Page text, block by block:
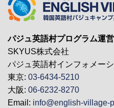
パジュ英語村プログラム運営
SKYUS株式会社
パジュ英語村インフォメー
東京: 03-6434-5210
大阪: 06-6232-8270
Email: info@english-village-